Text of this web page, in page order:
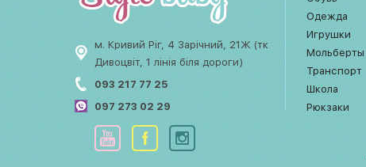
м. Кривий Ріг, 4 Зарічний, 21Ж (тк
Дивоцвіт, 1 лінія біля дороги)
093 217 77 25
097 273 02 29
Одежда
Игрушки
Мольберты
Транспорт
Школа
Рюкзаки